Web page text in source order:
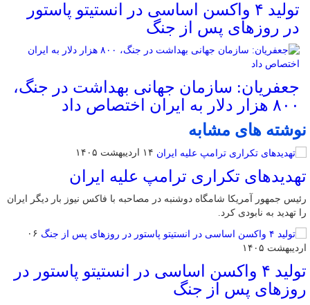
تولید ۴ واکسن اساسی در انستیتو پاستور
در روزهای پس از جنگ
جعفریان: سازمان جهانی بهداشت در جنگ،
۸۰۰ هزار دلار به ایران اختصاص داد
نوشته های مشابه
۱۴ اردیبهشت ۱۴۰۵
تهدیدهای تکراری ترامپ علیه ایران
رئیس جمهور آمریکا شامگاه دوشنبه در مصاحبه با فاکس نیوز بار دیگر ایران
را تهدید به نابودی کرد.
۰۶
اردیبهشت ۱۴۰۵
تولید ۴ واکسن اساسی در انستیتو پاستور در
روزهای پس از جنگ